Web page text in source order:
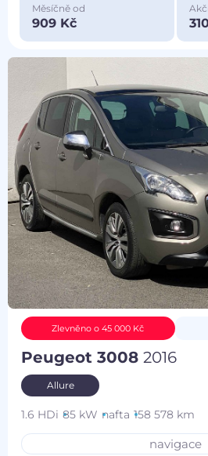
Měsíčně od
909 Kč
Zlevněno o 45 000 Kč
Peugeot 30082016
Allure
1.6 HDi 85 kW nafta 158 578 km
navigace